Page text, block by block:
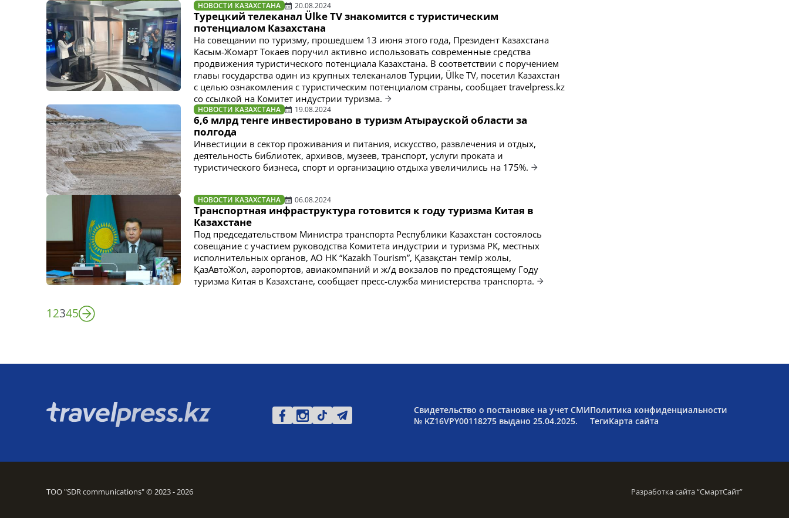
НОВОСТИ КАЗАХСТАНА 20.08.2024
Турецкий телеканал Ülke TV знакомится с туристическим
потенциалом Казахстана
На совещании по туризму, прошедшем 13 июня этого года, Президент Казахстана
Касым-Жомарт Токаев поручил активно использовать современные средства
продвижения туристического потенциала Казахстана. В соответствии с поручением
главы государства один из крупных телеканалов Турции, Ülke TV, посетил Казахстан
с целью ознакомления с туристическим потенциалом страны, сообщает travelpress.kz
со ссылкой на Комитет индустрии туризма.
НОВОСТИ КАЗАХСТАНА 19.08.2024
6,6 млрд тенге инвестировано в туризм Атырауской области за
полгода
Инвестиции в сектор проживания и питания, искусство, развлечения и отдых,
деятельность библиотек, архивов, музеев, транспорт, услуги проката и
туристического бизнеса, спорт и организацию отдыха увеличились на 175%.
НОВОСТИ КАЗАХСТАНА 06.08.2024
Транспортная инфраструктура готовится к году туризма Китая в
Казахстане
Под председательством Министра транспорта Республики Казахстан состоялось
совещание с участием руководства Комитета индустрии и туризма РК, местных
исполнительных органов, АО НК “Kazakh Tourism”, Қазақстан темір жолы,
ҚазАвтоЖол, аэропортов, авиакомпаний и ж/д вокзалов по предстоящему Году
туризма Китая в Казахстане, сообщает пресс-служба министерства транспорта.
12345
Свидетельство о постановке на учет СМИ
№ KZ16VPY00118275 выдано 25.04.2025.
Политика конфиденциальности
ТегиКарта сайта
ТОО "SDR communications" © 2023 - 2026 Разработка сайта “СмартСайт”